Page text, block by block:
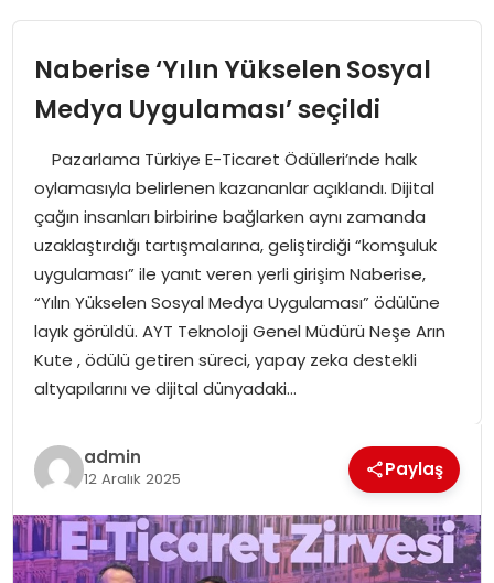
GÜNCEL
TEKNOLOJI
SPOR
GÜNDEM
MAGAZIN
Naberise ‘Yılın Yükselen Sosyal
Medya Uygulaması’ seçildi
Pazarlama Türkiye E-Ticaret Ödülleri’nde halk
oylamasıyla belirlenen kazananlar açıklandı. Dijital
çağın insanları birbirine bağlarken aynı zamanda
uzaklaştırdığı tartışmalarına, geliştirdiği “komşuluk
uygulaması” ile yanıt veren yerli girişim Naberise,
“Yılın Yükselen Sosyal Medya Uygulaması” ödülüne
layık görüldü. AYT Teknoloji Genel Müdürü Neşe Arın
Kute , ödülü getiren süreci, yapay zeka destekli
altyapılarını ve dijital dünyadaki…
admin
12 Aralık 2025 Paylaş